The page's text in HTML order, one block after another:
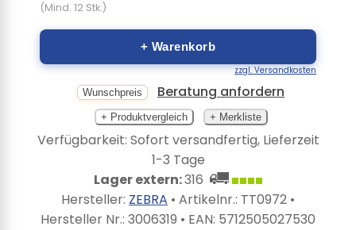
(Mind. 12 Stk.)
+ Warenkorb
zzgl. Versandkosten
Wunschpreis
Beratung anfordern
+ Produktvergleich + Merkliste
Verfügbarkeit: Sofort versandfertig, Lieferzeit
1-3 Tage
Lager extern:316
Hersteller: ZEBRA • Artikelnr.: TT0972 •
Hersteller Nr.: 3006319 • EAN: 5712505027530